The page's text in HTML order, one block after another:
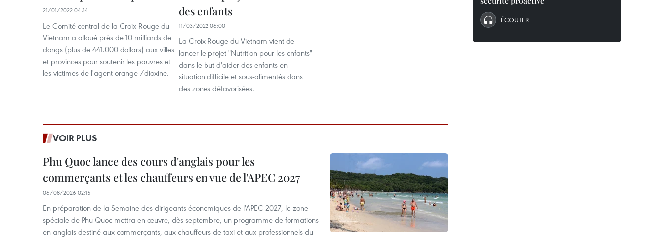
21/01/2022 04:34
Le Comité central de la Croix-Rouge du
Vietnam a alloué près de 10 milliards de
dongs (plus de 441.000 dollars) aux villes
et provinces pour soutenir les pauvres et
les victimes de l'agent orange /dioxine.
des enfants
11/03/2022 06:00
La Croix-Rouge du Vietnam vient de
lancer le projet "Nutrition pour les enfants"
dans le but d'aider des enfants en
situation difficile et sous-alimentés dans
des zones défavorisées.
VOIR PLUS
Phu Quoc lance des cours d'anglais pour les
commerçants et les chauffeurs en vue de l'APEC 2027
06/08/2026 02:15
En préparation de la Semaine des dirigeants économiques de l'APEC 2027, la zone
spéciale de Phu Quoc mettra en œuvre, dès septembre, un programme de formations
en anglais destiné aux commerçants, aux chauffeurs de taxi et aux professionnels du
ÉCOUTER